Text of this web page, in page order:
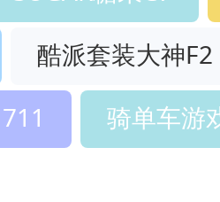
酷派套装大神F2
骑单车游